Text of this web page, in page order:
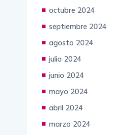
octubre 2024
septiembre 2024
agosto 2024
julio 2024
junio 2024
mayo 2024
abril 2024
marzo 2024